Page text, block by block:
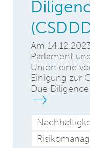
Am
Parlament
Union eine
Einigung zur
Due